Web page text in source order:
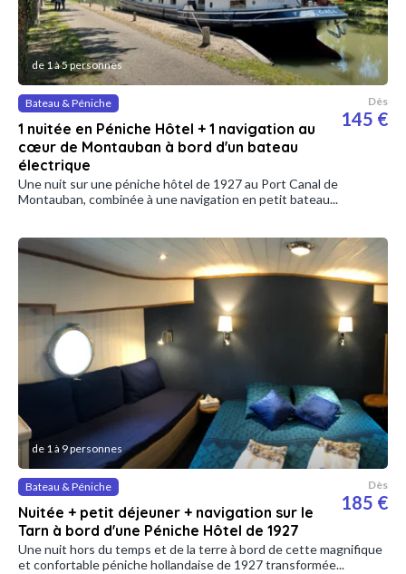
de 1 à 5 personnes
Bateau & Péniche
1 nuitée en Péniche Hôtel + 1 navigation au
cœur de Montauban à bord d'un bateau
électrique
Dès
145 €
Une nuit sur une péniche hôtel de 1927 au Port Canal de
Montauban, combinée à une navigation en petit bateau...
de 1 à 9 personnes
Bateau & Péniche
Nuitée + petit déjeuner + navigation sur le
Tarn à bord d'une Péniche Hôtel de 1927
Dès
185 €
Une nuit hors du temps et de la terre à bord de cette magnifique
et confortable péniche hollandaise de 1927 transformée...